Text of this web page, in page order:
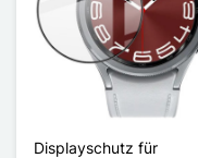
Displayschutz für